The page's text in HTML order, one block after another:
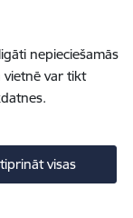
nepieciešamās
vietnē var tikt
visas